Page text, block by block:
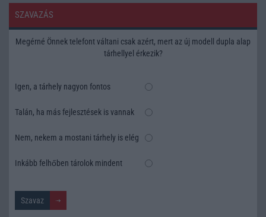
SZAVAZÁS
Megérné Önnek telefont váltani csak azért, mert az új modell dupla alap
tárhellyel érkezik?
Igen, a tárhely nagyon fontos
Talán, ha más fejlesztések is vannak
Nem, nekem a mostani tárhely is elég
Inkább felhőben tárolok mindent